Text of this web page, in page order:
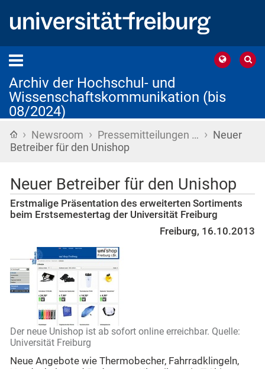
Archiv der Hochschul- und
Wissenschaftskommunikation (bis
08/2024)
Startseite
› Newsroom › Pressemitteilungen … › Neuer
Betreiber für den Unishop
Neuer Betreiber für den Unishop
Erstmalige Präsentation des erweiterten Sortiments
beim Erstsemestertag der Universität Freiburg
Freiburg, 16.10.2013
Der neue Unishop ist ab sofort online erreichbar. Quelle:
Universität Freiburg
Neue Angebote wie Thermobecher, Fahrradklingeln,